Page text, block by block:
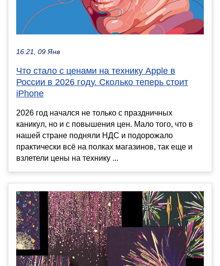
16:21, 09 Янв
Что стало с ценами на технику Apple в
России в 2026 году. Сколько теперь стоит
iPhone
2026 год начался не только с праздничных
каникул, но и с повышения цен. Мало того, что в
нашей стране подняли НДС и подорожало
практически всё на полках магазинов, так еще и
взлетели цены на технику ...